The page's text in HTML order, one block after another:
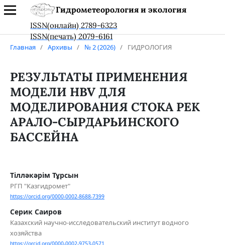
Гидрометеорология и экология
ISSN(онлайн) 2789-6323
ISSN(печать) 2079-6161
Главная / Архивы / № 2 (2026) / ГИДРОЛОГИЯ
РЕЗУЛЬТАТЫ ПРИМЕНЕНИЯ
МОДЕЛИ HBV ДЛЯ
МОДЕЛИРОВАНИЯ СТОКА РЕК
АРАЛО-СЫРДАРЬИНСКОГО
БАССЕЙНА
Тілләкәрім Тұрсын
РГП "Казгидромет"
https://orcid.org/0000-0002-8688-7399
Серик Саиров
Казахский научно-исследовательский институт водного
хозяйства